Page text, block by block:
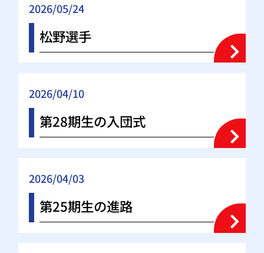
2026/05/24
松野選手
2026/04/10
第28期生の入団式
2026/04/03
第25期生の進路